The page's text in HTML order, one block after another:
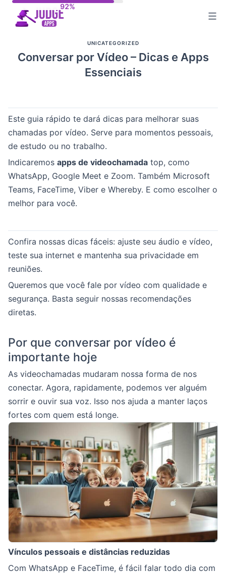
UNICATEGORIZED
Conversar por Vídeo – Dicas e Apps
Essenciais
Este guia rápido te dará dicas para melhorar suas
chamadas por vídeo. Serve para momentos pessoais,
de estudo ou no trabalho.
Indicaremos apps de videochamada top, como
WhatsApp, Google Meet e Zoom. Também Microsoft
Teams, FaceTime, Viber e Whereby. E como escolher o
melhor para você.
Confira nossas dicas fáceis: ajuste seu áudio e vídeo,
teste sua internet e mantenha sua privacidade em
reuniões.
Queremos que você fale por vídeo com qualidade e
segurança. Basta seguir nossas recomendações
diretas.
Por que conversar por vídeo é
importante hoje
As videochamadas mudaram nossa forma de nos
conectar. Agora, rapidamente, podemos ver alguém
sorrir e ouvir sua voz. Isso nos ajuda a manter laços
fortes com quem está longe.
Vínculos pessoais e distâncias reduzidas
Com WhatsApp e FaceTime, é fácil falar todo dia com